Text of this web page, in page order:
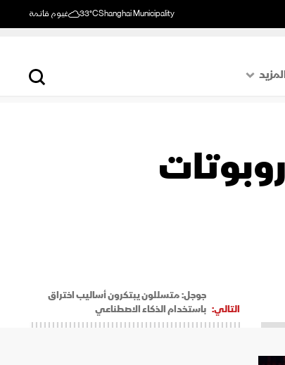
Shanghai Municipality
33°C غيوم قاتمة
اقتصاد
التالي:
جوجل: متسللون يبتكرون أساليب اختراق
باستخدام الذكاء الاصطناعي